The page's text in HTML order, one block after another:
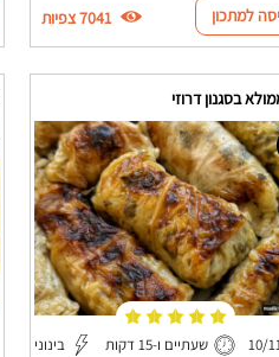
למתכון 7041 צפיות
בסגנון דרוזי
10/ שעתיים ו-15 דקות בינוני